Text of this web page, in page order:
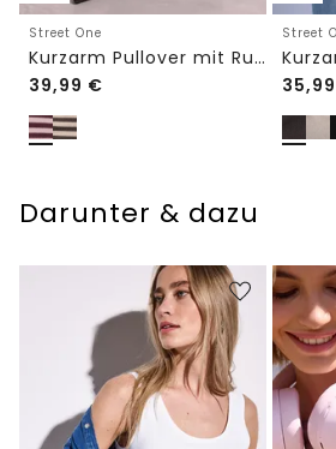
Street One
Kurzarm Pullover mit Rundhals und Streifen
39,99 €
Street
35,99
Darunter & dazu